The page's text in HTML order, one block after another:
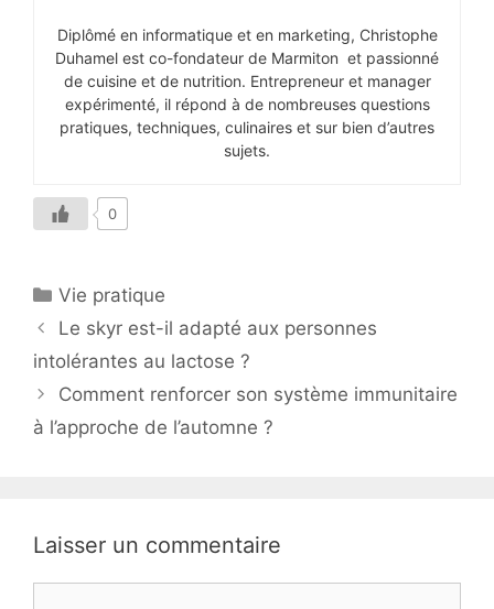
Diplômé en informatique et en marketing, Christophe
Duhamel est co-fondateur de Marmiton et passionné
de cuisine et de nutrition. Entrepreneur et manager
expérimenté, il répond à de nombreuses questions
pratiques, techniques, culinaires et sur bien d’autres
sujets.
0
Catégories
Vie pratique
Le skyr est-il adapté aux personnes
intolérantes au lactose ?
Comment renforcer son système immunitaire
à l’approche de l’automne ?
Laisser un commentaire